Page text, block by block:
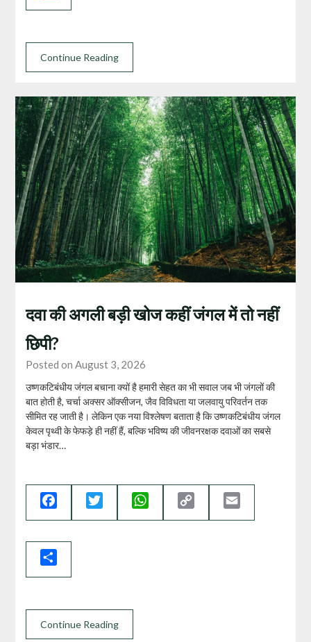
Continue Reading
दवा की अगली बड़ी खोज कहीं जंगल में तो नहीं
छिपी?
Posted on August 3, 2026
उष्णकटिबंधीय जंगल बचाना क्यों है हमारी सेहत का भी सवाल जब भी जंगलों की
बात होती है, चर्चा अक्सर ऑक्सीजन, जैव विविधता या जलवायु परिवर्तन तक
सीमित रह जाती है। लेकिन एक नया विश्लेषण बताता है कि उष्णकटिबंधीय जंगल
केवल पृथ्वी के फेफड़े ही नहीं हैं, बल्कि भविष्य की जीवनरक्षक दवाओं का सबसे
बड़ा भंडार…
Facebook Twitter WhatsApp
Link
Continue Reading